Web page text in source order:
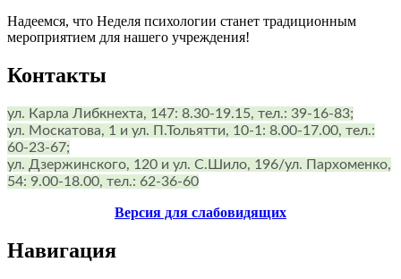
Надеемся, что Неделя психологии станет традиционным
мероприятием для нашего учреждения!
Контакты
ул. Карла Либкнехта, 147: 8.30-19.15, тел.: 39-16-83;
ул. Москатова, 1 и ул. П.Тольятти, 10-1: 8.00-17.00, тел.:
60-23-67;
ул. Дзержинского, 120 и ул. С.Шило, 196/ул. Пархоменко,
54: 9.00-18.00, тел.: 62-36-60
Версия для слабовидящих
Навигация